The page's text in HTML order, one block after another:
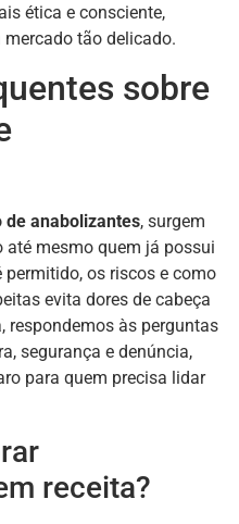
ética e consciente,
tão delicado.
sobre
anabolizantes, surgem
mesmo quem já possui
permitido, os riscos e como
evita dores de cabeça
respondemos às perguntas
segurança e denúncia,
para quem precisa lidar
receita?